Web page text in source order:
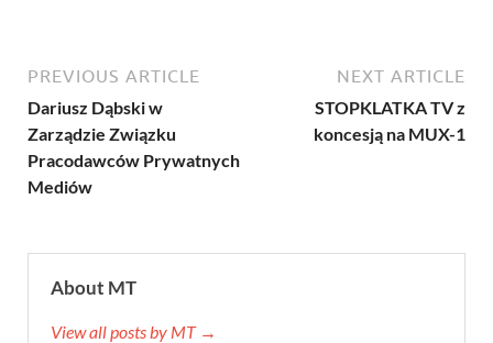
PREVIOUS ARTICLE
Dariusz Dąbski w
Zarządzie Związku
Pracodawców Prywatnych
Mediów
NEXT ARTICLE
STOPKLATKA TV z
koncesją na MUX-1
About MT
View all posts by MT →